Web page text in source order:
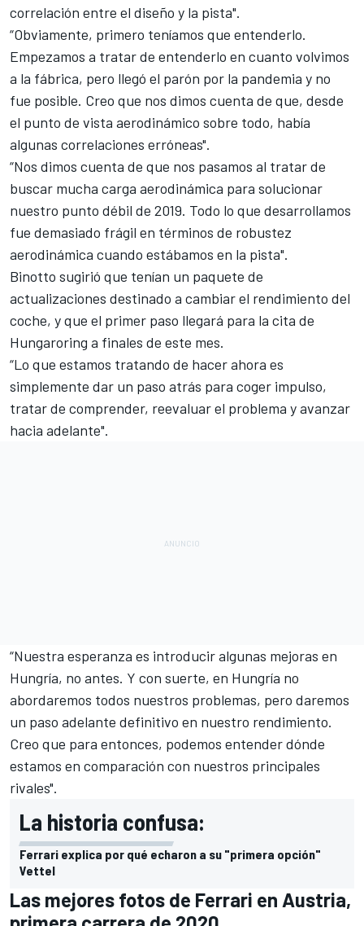
correlación entre el diseño y la pista".
“Obviamente, primero teníamos que entenderlo.
Empezamos a tratar de entenderlo en cuanto volvimos
a la fábrica, pero llegó el parón por la pandemia y no
fue posible. Creo que nos dimos cuenta de que, desde
el punto de vista aerodinámico sobre todo, había
algunas correlaciones erróneas".
“Nos dimos cuenta de que nos pasamos al tratar de
buscar mucha carga aerodinámica para solucionar
nuestro punto débil de 2019. Todo lo que desarrollamos
fue demasiado frágil en términos de robustez
aerodinámica cuando estábamos en la pista".
Binotto sugirió que tenían un paquete de
actualizaciones destinado a cambiar el rendimiento del
coche, y que el primer paso llegará para la cita de
Hungaroring a finales de este mes.
“Lo que estamos tratando de hacer ahora es
simplemente dar un paso atrás para coger impulso,
tratar de comprender, reevaluar el problema y avanzar
hacia adelante".
“Nuestra esperanza es introducir algunas mejoras en
Hungría, no antes. Y con suerte, en Hungría no
abordaremos todos nuestros problemas, pero daremos
un paso adelante definitivo en nuestro rendimiento.
Creo que para entonces, podemos entender dónde
estamos en comparación con nuestros principales
rivales".
La historia confusa:
Ferrari explica por qué echaron a su "primera opción"
Vettel
Las mejores fotos de Ferrari en Austria,